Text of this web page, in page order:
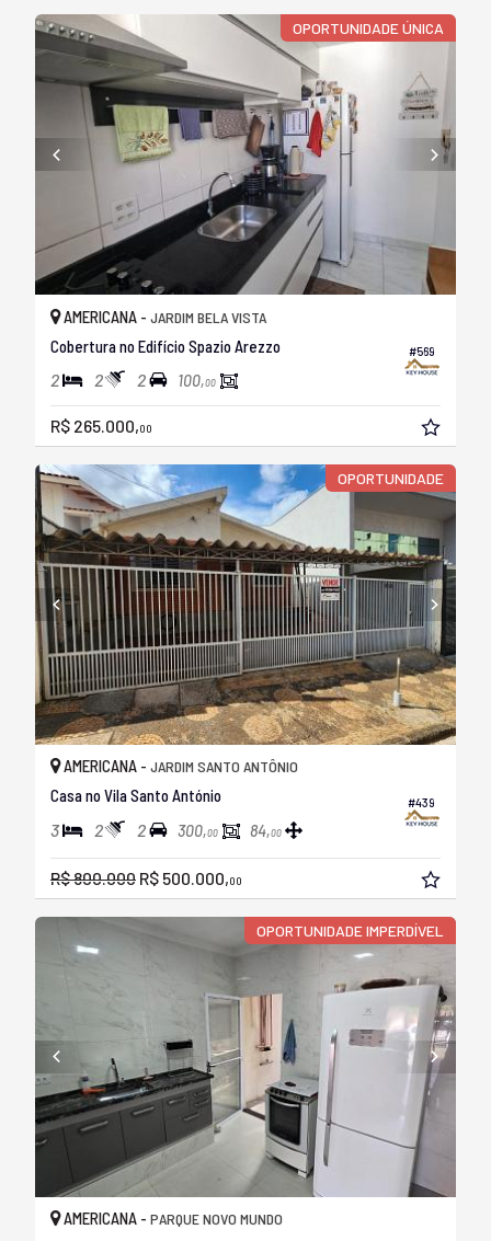
OPORTUNIDADE ÚNICA
#569
AMERICANA - JARDIM BELA VISTA
Cobertura no Edifício Spazio Arezzo
2 2 2 100,00
R$ 265.000,00
OPORTUNIDADE
#439
AMERICANA - JARDIM SANTO ANTÔNIO
Casa no Vila Santo António
3 2 2 300,00 84,00
R$ 800.000 R$ 500.000,00
OPORTUNIDADE IMPERDÍVEL
AMERICANA - PARQUE NOVO MUNDO